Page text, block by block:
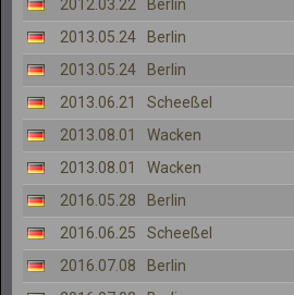
2012.03.22
Berlin
2013.05.24
Berlin
2013.05.24
Berlin
2013.06.21
Scheeßel
2013.08.01
Wacken
2013.08.01
Wacken
2016.05.28
Berlin
2016.06.25
Scheeßel
2016.07.08
Berlin